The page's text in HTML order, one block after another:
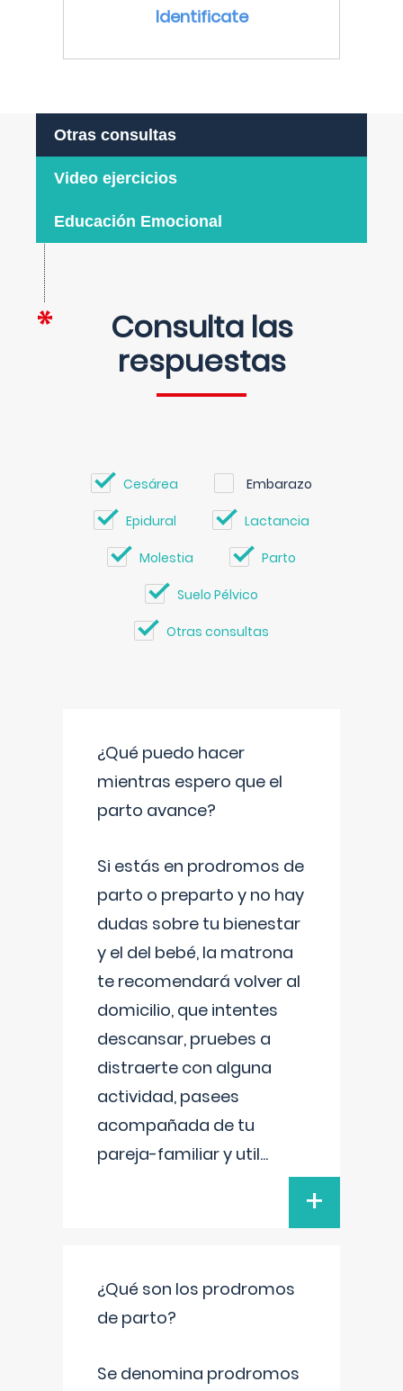
Identificate
Otras consultas
Video ejercicios
Educación Emocional
Consulta las
respuestas
Cesárea Embarazo
Epidural Lactancia
Molestia Parto
Suelo Pélvico
Otras consultas
¿Qué puedo hacer
mientras espero que el
parto avance?
Si estás en prodromos de
parto o preparto y no hay
dudas sobre tu bienestar
y el del bebé, la matrona
te recomendará volver al
domicilio, que intentes
descansar, pruebes a
distraerte con alguna
actividad, pasees
acompañada de tu
pareja-familiar y util...
+
¿Qué son los prodromos
de parto?
Se denomina prodromos